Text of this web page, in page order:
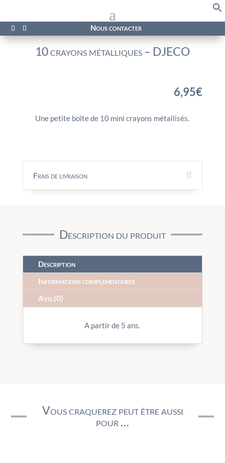
Nous contacter
10 crayons métalliques – DJECO
6,95€
Une petite boîte de 10 mini crayons métallisés.
Frais de livraison
Description du produit
Description
Informations complémentaires
Avis (0)
A partir de 5 ans.
Vous craquerez peut être aussi
pour …